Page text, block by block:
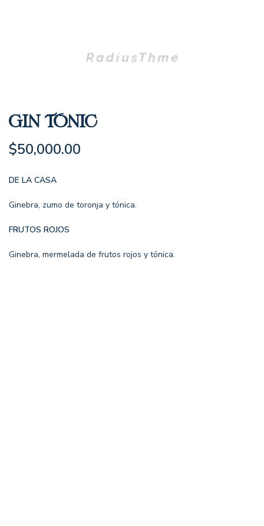
GIN TONIC
$50,000.00
DE LA CASA
Ginebra, zumo de toronja y tónica.
FRUTOS ROJOS
Ginebra, mermelada de frutos rojos y tónica.